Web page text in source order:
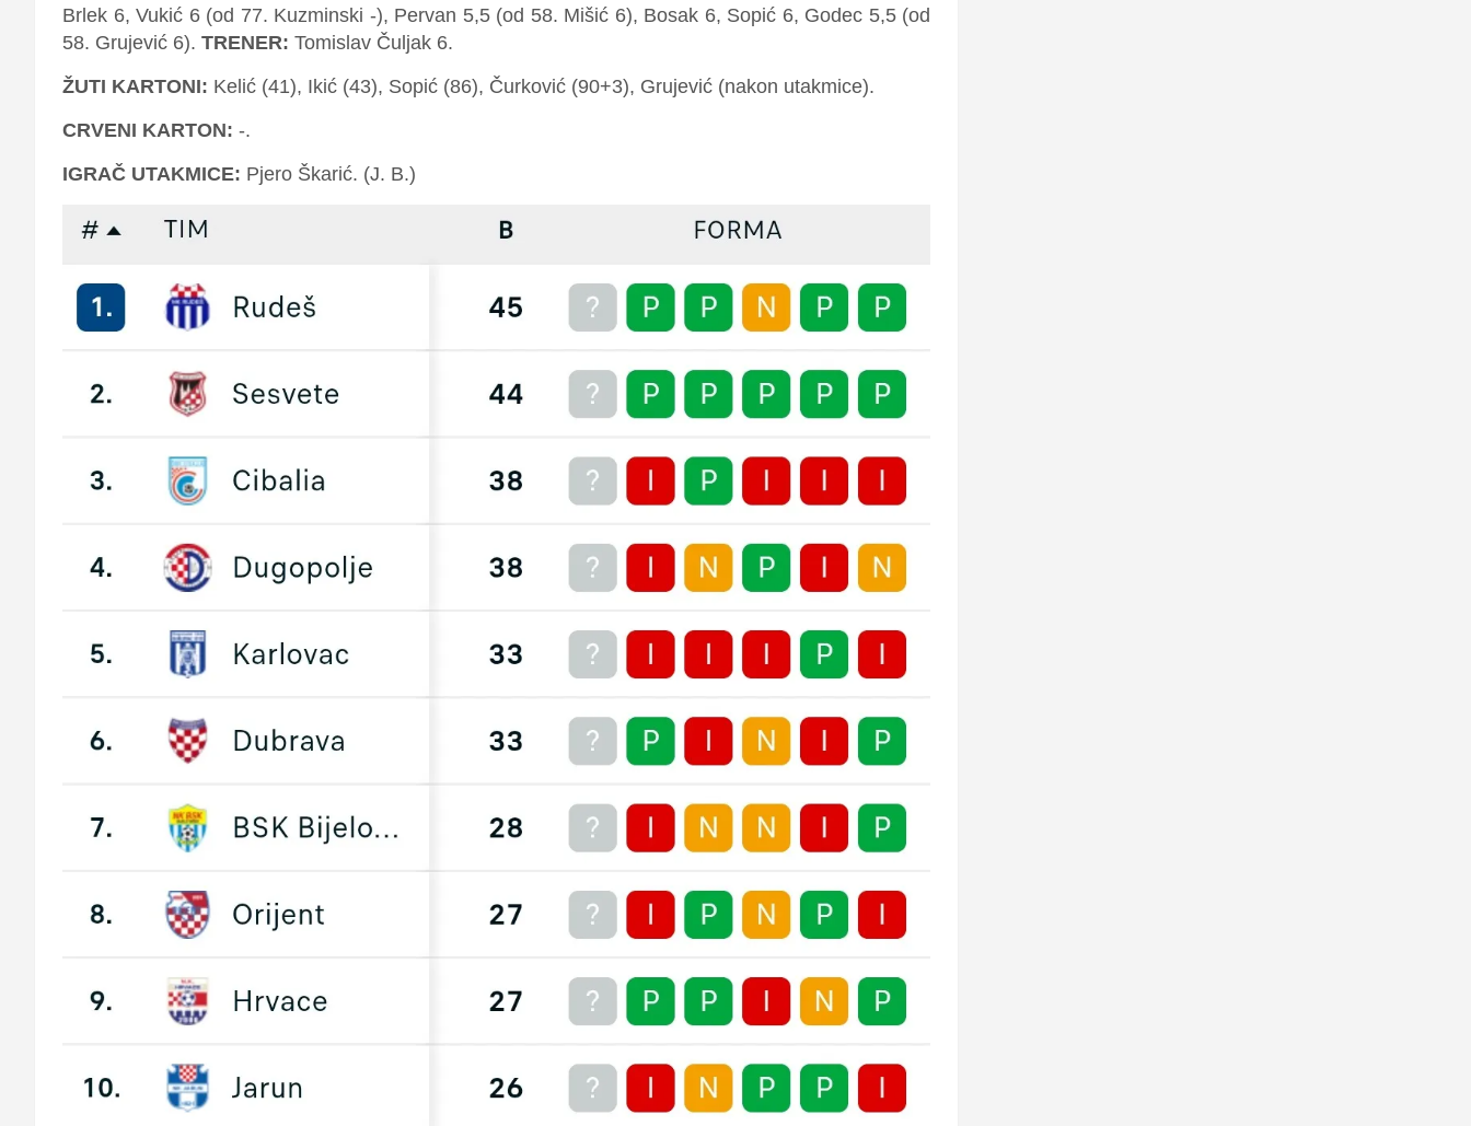
Brlek 6, Vukić 6 (od 77. Kuzminski -), Pervan 5,5 (od 58. Mišić 6), Bosak 6, Sopić 6, Godec 5,5 (od
58. Grujević 6). TRENER: Tomislav Čuljak 6.
ŽUTI KARTONI: Kelić (41), Ikić (43), Sopić (86), Čurković (90+3), Grujević (nakon utakmice).
CRVENI KARTON: -.
IGRAČ UTAKMICE: Pjero Škarić. (J. B.)